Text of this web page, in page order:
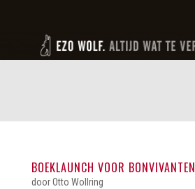
BOEKLAUNCH VOOR BONVIVANTEN
doorOtto Wollring